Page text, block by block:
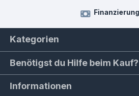
Finanzierung
Kategorien
Benötigst du Hilfe beim Kauf?
Informationen